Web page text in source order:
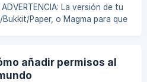
La versión de tu
Paper, o Magma para que
y colocarlos todos dentro
una ceañadir permisos al